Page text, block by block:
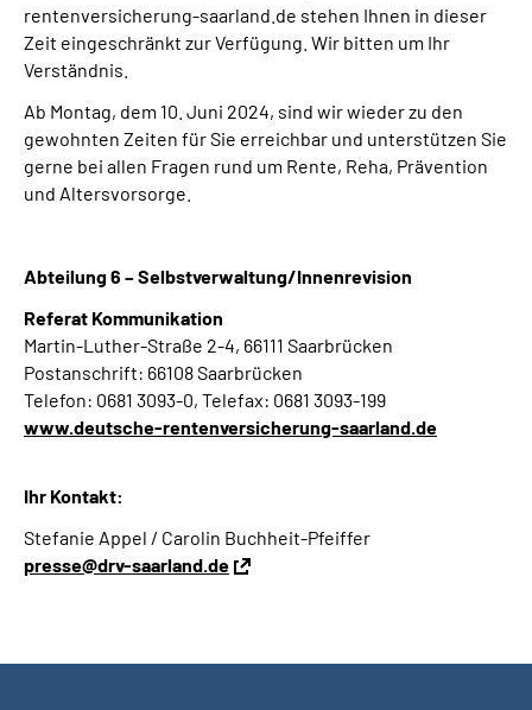
rentenversicherung-saarland.de stehen Ihnen in dieser
Zeit eingeschränkt zur Verfügung. Wir bitten um Ihr
Verständnis.
Ab Montag, dem 10. Juni 2024, sind wir wieder zu den
gewohnten Zeiten für Sie erreichbar und unterstützen Sie
gerne bei allen Fragen rund um Rente, Reha, Prävention
und Altersvorsorge.
Abteilung 6 – Selbstverwaltung/Innenrevision
Referat Kommunikation
Martin-Luther-Straße 2-4, 66111 Saarbrücken
Postanschrift: 66108 Saarbrücken
Telefon: 0681 3093-0, Telefax: 0681 3093-199
www.deutsche-rentenversicherung-saarland.de
Ihr Kontakt:
Stefanie Appel / Carolin Buchheit-Pfeiffer
presse@drv-saarland.de